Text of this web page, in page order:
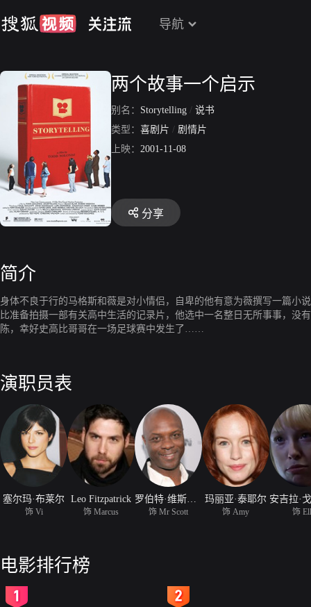
导航
两个故事一个启示
别名： Storytelling / 说书
类型： 喜剧片 / 剧情片
上映： 2001-11-08
分享
简介
身体不良于行的马格斯和薇是对小情侣，自卑的他有意为薇撰写一篇
比准备拍摄一部有关高中生活的记录片，他选中一名整日无所事事，
陈，幸好史高比哥哥在一场足球赛中发生了……
演职员表
塞尔玛·布莱尔
饰 Vi
Leo Fitzpatrick
饰 Marcus 饰 Mr Scott
玛丽亚·泰耶尔
饰 Amy 饰
电影排行榜